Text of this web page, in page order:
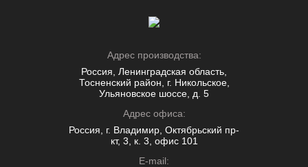
Адрес производства:
Россия, Ленинградская область,
Тосненский район, г. Никольское,
Ульяновское шоссе, д. 5
Адрес офиса:
Россия, г. Владимир, Октябрьский пр-
кт, 3, к. 3, офис 101
E-mail: